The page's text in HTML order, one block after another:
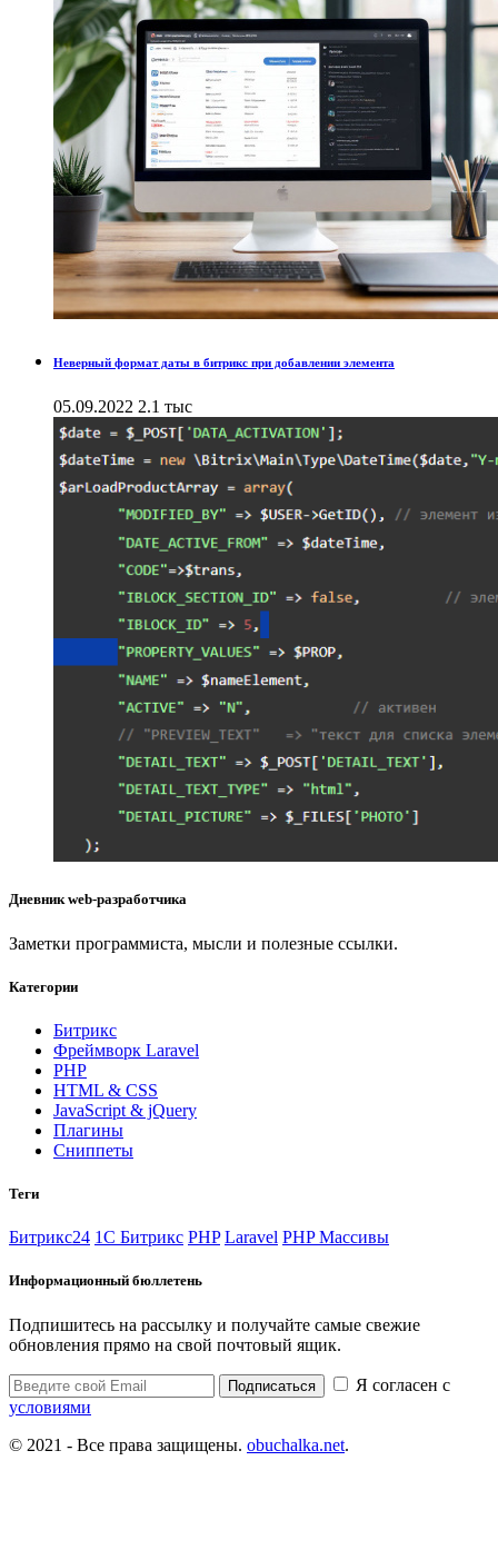
Неверный формат даты в битрикс при добавлении элемента
05.09.2022 2.1 тыс
Дневник web-разработчика
Заметки программиста, мысли и полезные ссылки.
Категории
Битрикс
Фреймворк Laravel
PHP
HTML & CSS
JavaScript & jQuery
Плагины
Сниппеты
Теги
Битрикс24 1С Битрикс PHP Laravel PHP Массивы
Информационный бюллетень
Подпишитесь на рассылку и получайте самые свежие
обновления прямо на свой почтовый ящик.
Подписаться
Я согласен с
условиями
© 2021 - Все права защищены. obuchalka.net.